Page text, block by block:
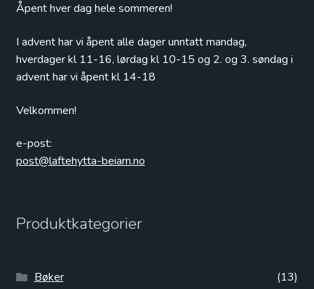
Åpent hver dag hele sommeren!
I advent har vi åpent alle dager unntatt mandag,
hverdager kl 11-16, lørdag kl 10-15 og 2. og 3. søndag i
advent har vi åpent kl 14-18
Velkommen!
e-post:
post@laftehytta-beiarn.no
Produktkategorier
Bøker
(13)